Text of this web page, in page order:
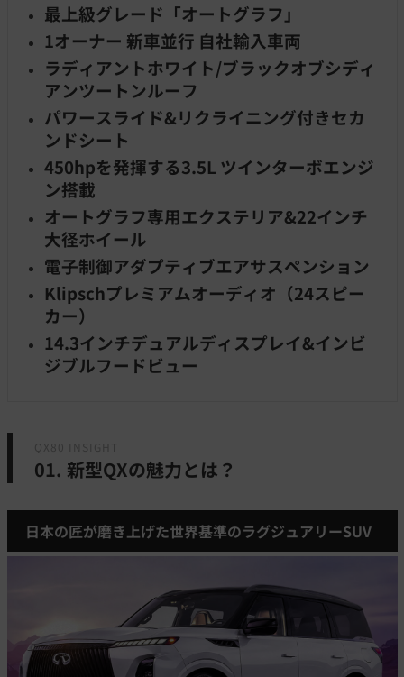
最上級グレード「オートグラフ」
1オーナー 新車並行 自社輸入車両
ラディアントホワイト/ブラックオブシディ
アンツートンルーフ
パワースライド&リクライニング付きセカ
ンドシート
450hpを発揮する3.5L ツインターボエンジ
ン搭載
オートグラフ専用エクステリア&22インチ
大径ホイール
電子制御アダプティブエアサスペンション
Klipschプレミアムオーディオ（24スピー
カー）
14.3インチデュアルディスプレイ&インビ
ジブルフードビュー
QX80 INSIGHT
01. 新型QXの魅力とは？
日本の匠が磨き上げた世界基準のラグジュアリーSUV